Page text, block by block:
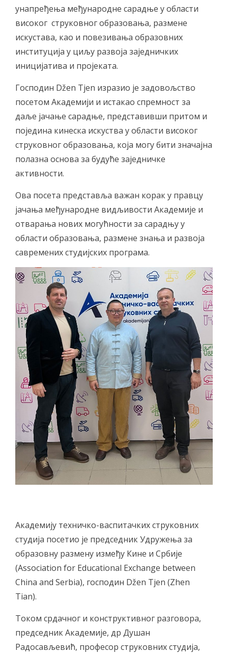
унапређења међународне сарадње у области
високог струковног образовања, размене
искустава, као и повезивања образовних
институција у циљу развоја заједничких
иницијатива и пројеката.
Господин Džen Tjen изразио је задовољство
посетом Академији и истакао спремност за
даље јачање сарадње, представивши притом и
поједина кинеска искуства у области високог
струковног образовања, која могу бити значајна
полазна основа за будуће заједничке
активности.
Ова посета представља важан корак у правцу
јачања међународне видљивости Академије и
отварања нових могућности за сарадњу у
области образовања, размене знања и развоја
савремених студијских програма.
Академију техничко-васпитачких струковних
студија посетио је председник Удружења за
образовну размену између Кине и Србије
(Association for Educational Exchange between
China and Serbia), господин Džen Tjen (Zhen
Tian).
Током срдачног и конструктивног разговора,
председник Академије, др Душан
Радосављевић, професор струковних студија,